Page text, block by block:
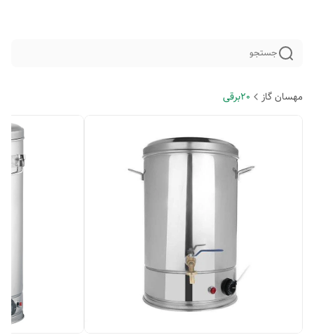
جستجو
مهسان گاز 20برقی